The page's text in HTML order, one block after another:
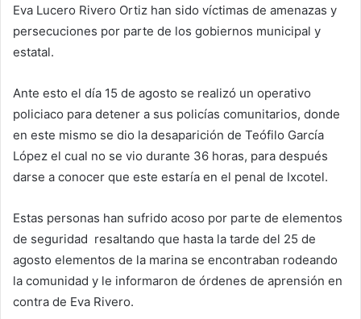
Eva Lucero Rivero Ortiz han sido víctimas de amenazas y
persecuciones por parte de los gobiernos municipal y
estatal.
Ante esto el día 15 de agosto se realizó un operativo
policiaco para detener a sus policías comunitarios, donde
en este mismo se dio la desaparición de Teófilo García
López el cual no se vio durante 36 horas, para después
darse a conocer que este estaría en el penal de Ixcotel.
Estas personas han sufrido acoso por parte de elementos
de seguridad resaltando que hasta la tarde del 25 de
agosto elementos de la marina se encontraban rodeando
la comunidad y le informaron de órdenes de aprensión en
contra de Eva Rivero.